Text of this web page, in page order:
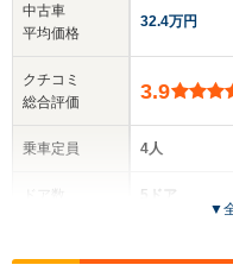
中古車
平均価格
クチコミ
総合評価
乗車定員
32.4万円
3.9
4人
5ドア
全高
▼